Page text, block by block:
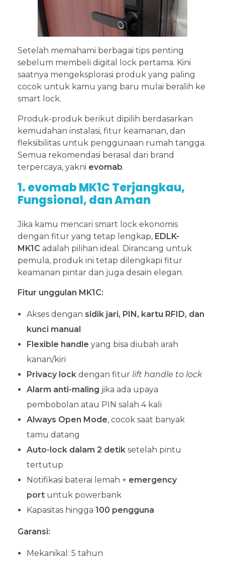
Setelah memahami berbagai tips penting
sebelum membeli digital lock pertama. Kini
saatnya mengeksplorasi produk yang paling
cocok untuk kamu yang baru mulai beralih ke
smart lock.
Produk-produk berikut dipilih berdasarkan
kemudahan instalasi, fitur keamanan, dan
fleksibilitas untuk penggunaan rumah tangga.
Semua rekomendasi berasal dari brand
terpercaya, yakni evomab.
1. evomab MK1C Terjangkau,
Fungsional, dan Aman
Jika kamu mencari smart lock ekonomis
dengan fitur yang tetap lengkap, EDLK-
MK1C adalah pilihan ideal. Dirancang untuk
pemula, produk ini tetap dilengkapi fitur
keamanan pintar dan juga desain elegan.
Fitur unggulan MK1C:
Akses dengan sidik jari, PIN, kartu RFID, dan
kunci manual
Flexible handle yang bisa diubah arah
kanan/kiri
Privacy lockdengan fitur lift handle to lock
Alarm anti-maling jika ada upaya
pembobolan atau PIN salah 4 kali
Always Open Mode, cocok saat banyak
tamu datang
Auto-lock dalam 2 detiksetelah pintu
tertutup
Notifikasi baterai lemah + emergency
portuntuk powerbank
Kapasitas hingga 100 pengguna
Garansi:
Mekanikal: 5 tahun